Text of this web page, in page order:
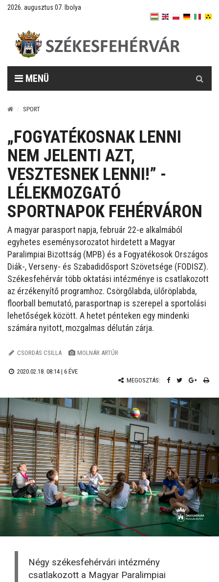
2026. augusztus 07. Ibolya
MENÜ
SPORT
„FOGYATÉKOSNAK LENNI
NEM JELENTI AZT,
VESZTESNEK LENNI!” -
LÉLEKMOZGATÓ
SPORTNAPOK FEHÉRVÁRON
A magyar parasport napja, február 22-e alkalmából
egyhetes eseménysorozatot hirdetett a Magyar
Paralimpiai Bizottság (MPB) és a Fogyatékosok Országos
Diák-, Verseny- és Szabadidősport Szövetsége (FODISZ).
Székesfehérvár több oktatási intézménye is csatlakozott
az érzékenyítő programhoz. Csörgőlabda, ülőröplabda,
floorball bemutató, parasportnap is szerepel a sportolási
lehetőségek között. A hetet pénteken egy mindenki
számára nyitott, mozgalmas délután zárja.
CSORDÁS CSILLA MOLNÁR ARTÚR
2020.02.18. 08:14 | 6 ÉVE
MEGOSZTÁS:
Négy székesfehérvári intézmény
csatlakozott a Magyar Paralimpiai